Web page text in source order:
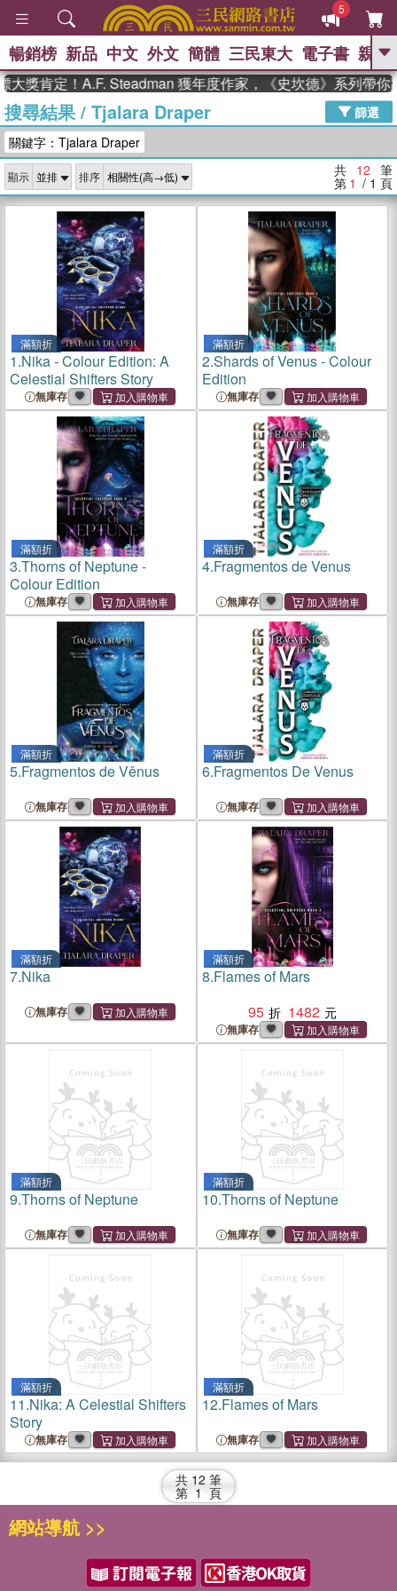
5
GO
熱搜： The Odyssey 、
如果歷史是一群喵 、 國際布克獎 臺灣
代 、 數學女孩：黎曼猜想 、 偉大的
迷走神經
暢銷榜 新品 中文 外文 簡體 三民東大 電子書 親子
獎肯定！A.F. Steadman 獲年度作家，《史坎德》系列帶你
搜尋結果/ Tjalara Draper
篩選
關鍵字：Tjalara Draper
顯示 排序 共 12 筆
第 1 / 1 頁
滿額折
1.Nika - Colour Edition: A
Celestial Shifters Story
無庫存
滿額折
2.Shards of Venus - Colour
Edition
無庫存
滿額折
3.Thorns of Neptune -
Colour Edition
無庫存
滿額折
4.Fragmentos de Venus
無庫存
滿額折
5.Fragmentos de Vênus
無庫存
滿額折
6.Fragmentos De Venus
無庫存
滿額折
7.Nika
無庫存
滿額折
8.Flames of Mars
95
1482
無庫存
滿額折
9.Thorns of Neptune
無庫存
滿額折
10.Thorns of Neptune
無庫存
滿額折
11.Nika: A Celestial Shifters
Story
無庫存
滿額折
12.Flames of Mars
無庫存
共 12 筆
第 1 頁
網站導航 >>